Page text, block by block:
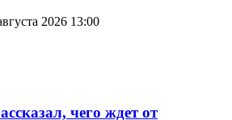
2026 13:00
чего ждет от